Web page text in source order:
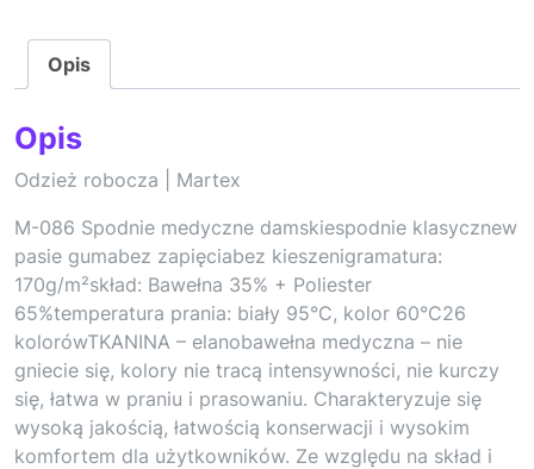
Opis
Opis
Odzież robocza | Martex
M-086 Spodnie medyczne damskiespodnie klasycznew
pasie gumabez zapięciabez kieszenigramatura:
170g/m²skład: Bawełna 35% + Poliester
65%temperatura prania: biały 95°C, kolor 60°C26
kolorówTKANINA – elanobawełna medyczna – nie
gniecie się, kolory nie tracą intensywności, nie kurczy
się, łatwa w praniu i prasowaniu. Charakteryzuje się
wysoką jakością, łatwością konserwacji i wysokim
komfortem dla użytkowników. Ze względu na skład i